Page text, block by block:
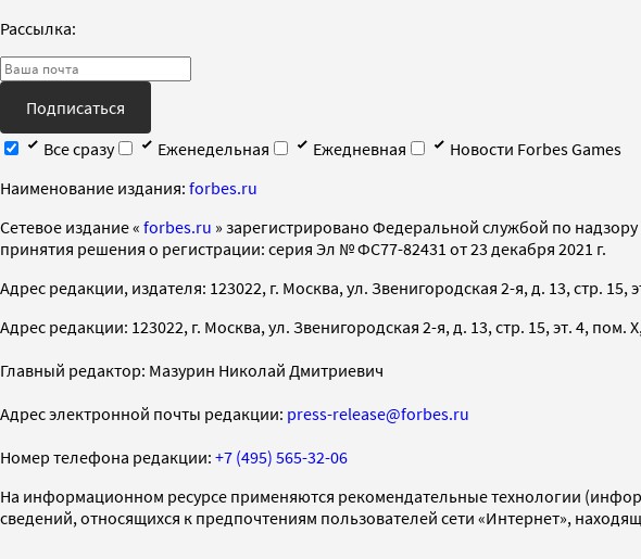
Рассылка:
Подписаться
Все сразу
Еженедельная Ежедневная
Новости Forbes Games
Наименование издания: forbes.ru
Cетевое издание « forbes.ru » зарегистрировано Федеральной службой по
принятия решения о регистрации: серия Эл № ФС77-82431 от 23 декабря 2021 г.
Адрес редакции, издателя: 123022, г. Москва, ул. Звенигородская 2-я, д. 13, стр. 15,
Адрес редакции: 123022, г. Москва, ул. Звенигородская 2-я, д. 13, стр. 15, эт. 4, пом.
Главный редактор: Мазурин Николай Дмитриевич
Адрес электронной почты редакции: press-release@forbes.ru
Номер телефона редакции: +7 (495) 565-32-06
На информационном ресурсе применяются рекомендательные технологии
сведений, относящихся к предпочтениям пользователей сети «Интернет»,